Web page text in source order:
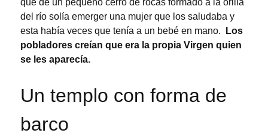
que de un pequeño cerro de rocas formado a la orilla
del río solía emerger una mujer que los saludaba y
esta había veces que tenía a un bebé en mano.
Los
pobladores creían que era la propia Virgen quien
se les aparecía.
Un templo con forma de
barco